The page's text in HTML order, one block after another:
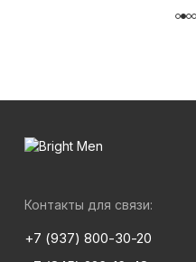
Контакты для связи:
+7 (937) 800-30-20